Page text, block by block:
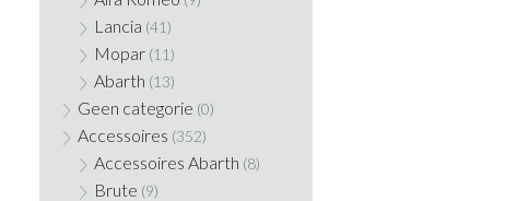
Lancia (41)
Mopar (11)
Abarth (13)
Geen categorie (0)
Accessoires (352)
Accessoires Abarth (8)
Brute (9)